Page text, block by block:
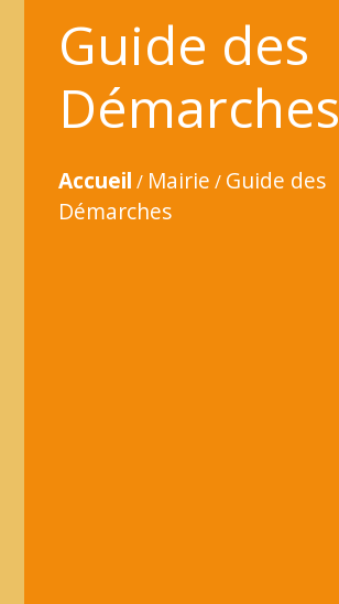
Guide des
Démarches
Accueil / Mairie / Guide des
Démarches